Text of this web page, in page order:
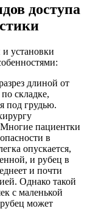
доступа
установки
длиной от
складке,
под грудью.
Многие пациентки
в
опускается,
и рубец в
и почти
Однако такой
с маленькой
может